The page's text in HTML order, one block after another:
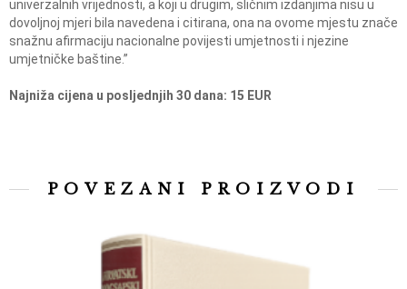
univerzalnih vrijednosti, a koji u drugim, sličnim izdanjima nisu u
dovoljnoj mjeri bila navedena i citirana, ona na ovome mjestu znače
snažnu afirmaciju nacionalne povijesti umjetnosti i njezine
umjetničke baštine.”
Najniža cijena u posljednjih 30 dana: 15 EUR
POVEZANI PROIZVODI